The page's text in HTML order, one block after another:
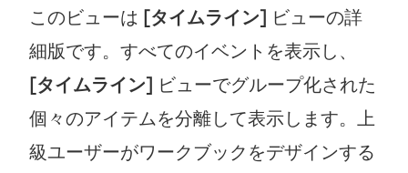
このビューは [タイムライン] ビューの詳
細版です。すべてのイベントを表示し、
[タイムライン] ビューでグループ化された
個々のアイテムを分離して表示します。上
級ユーザーがワークブックをデザインする